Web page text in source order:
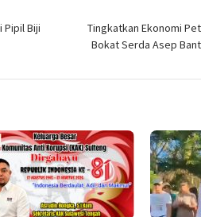
Pipil Biji
Tingkatkan Ekonomi
Bokat Serda Asep